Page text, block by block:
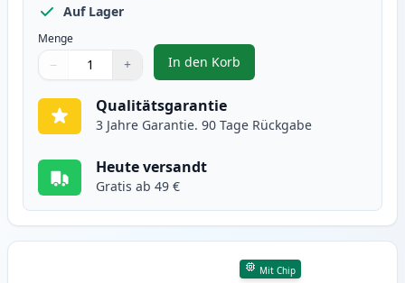
Auf Lager
Menge
Verwenden Sie die Tasten, um anzupassen
− +
1
In den Korb
, Canon 046H (1254C002)
Qualitätsgarantie
3 Jahre Garantie. 90 Tage Rückgabe
Heute versandt
Gratis ab 49 €
Mit Chip